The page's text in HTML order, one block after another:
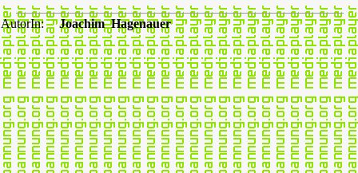
AutorIn: Joachim Hagenauer